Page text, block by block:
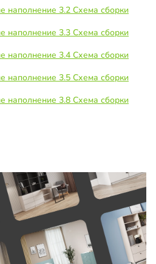
наполнение 3.2 Схема сборки
наполнение 3.3 Схема сборки
наполнение 3.4 Схема сборки
наполнение 3.5 Схема сборки
наполнение 3.8 Схема сборки